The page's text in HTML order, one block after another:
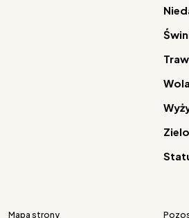
Mapa strony